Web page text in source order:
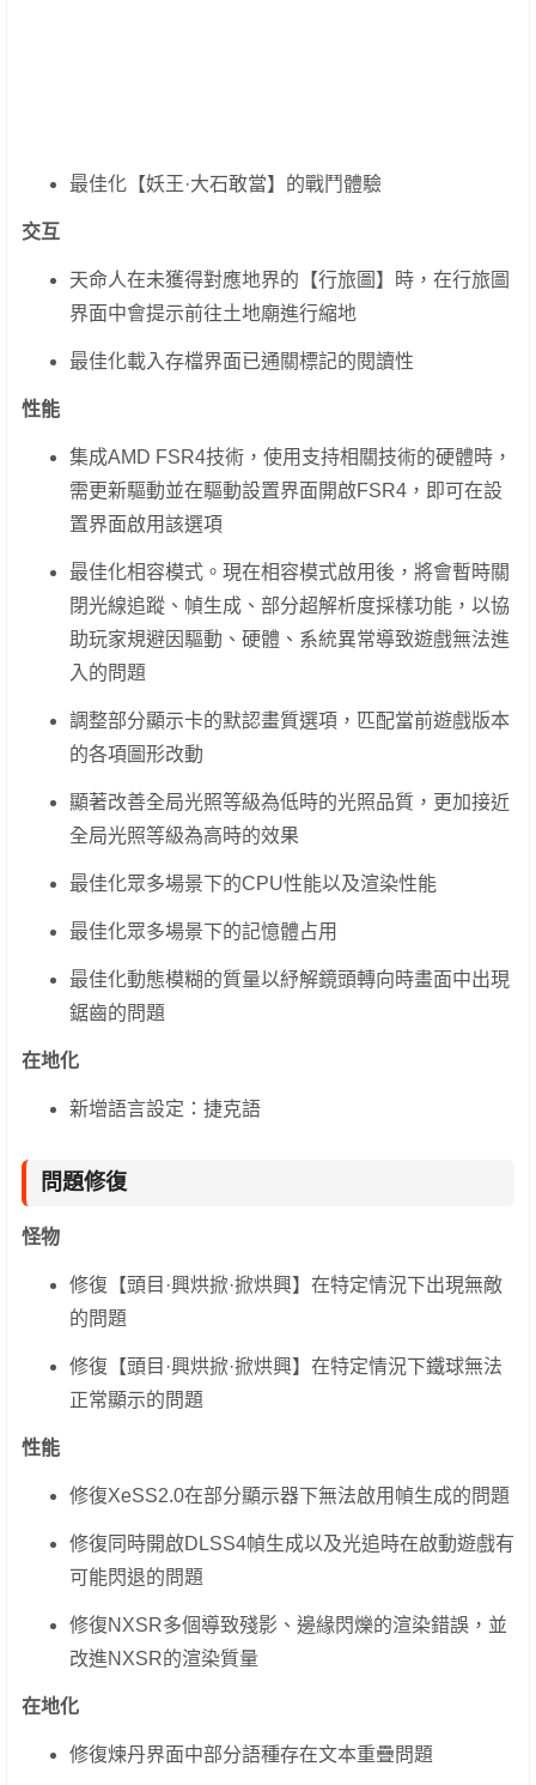
最佳化【妖王·大石敢當】的戰鬥體驗
交互
天命人在未獲得對應地界的【行旅圖】時，在行旅圖
界面中會提示前往土地廟進行縮地
最佳化載入存檔界面已通關標記的閱讀性
性能
集成AMD FSR4技術，使用支持相關技術的硬體時，
需更新驅動並在驅動設置界面開啟FSR4，即可在設
置界面啟用該選項
最佳化相容模式。現在相容模式啟用後，將會暫時關
閉光線追蹤、幀生成、部分超解析度採樣功能，以協
助玩家規避因驅動、硬體、系統異常導致遊戲無法進
入的問題
調整部分顯示卡的默認畫質選項，匹配當前遊戲版本
的各項圖形改動
顯著改善全局光照等級為低時的光照品質，更加接近
全局光照等級為高時的效果
最佳化眾多場景下的CPU性能以及渲染性能
最佳化眾多場景下的記憶體占用
最佳化動態模糊的質量以紓解鏡頭轉向時畫面中出現
鋸齒的問題
在地化
新增語言設定：捷克語
問題修復
怪物
修復【頭目·興烘掀·掀烘興】在特定情況下出現無敵
的問題
修復【頭目·興烘掀·掀烘興】在特定情況下鐵球無法
正常顯示的問題
性能
修復XeSS2.0在部分顯示器下無法啟用幀生成的問題
修復同時開啟DLSS4幀生成以及光追時在啟動遊戲有
可能閃退的問題
修復NXSR多個導致殘影、邊緣閃爍的渲染錯誤，並
改進NXSR的渲染質量
在地化
修復煉丹界面中部分語種存在文本重疊問題